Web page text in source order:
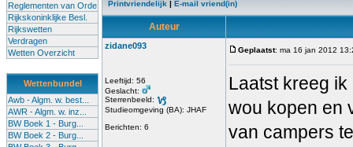
Reglementen van Orde
Rijkskoninklijke Besl.
Rijkswetten
Verdragen
Wetten Overzicht
Wettenbundel
Awb - Algm. w. best...
AWR - Algm. w. inz...
BW Boek 1 - Burg...
BW Boek 2 - Burg...
Printvriendelijk | E-mail vriend(in)
Auteur
zidane093
Leeftijd: 56
Geslacht:
Sterrenbeeld:
Studieomgeving (BA): JHAF
Berichten: 6
Geplaatst: ma 16 jan 2012
Laatst kreeg
wou kopen en
van campers